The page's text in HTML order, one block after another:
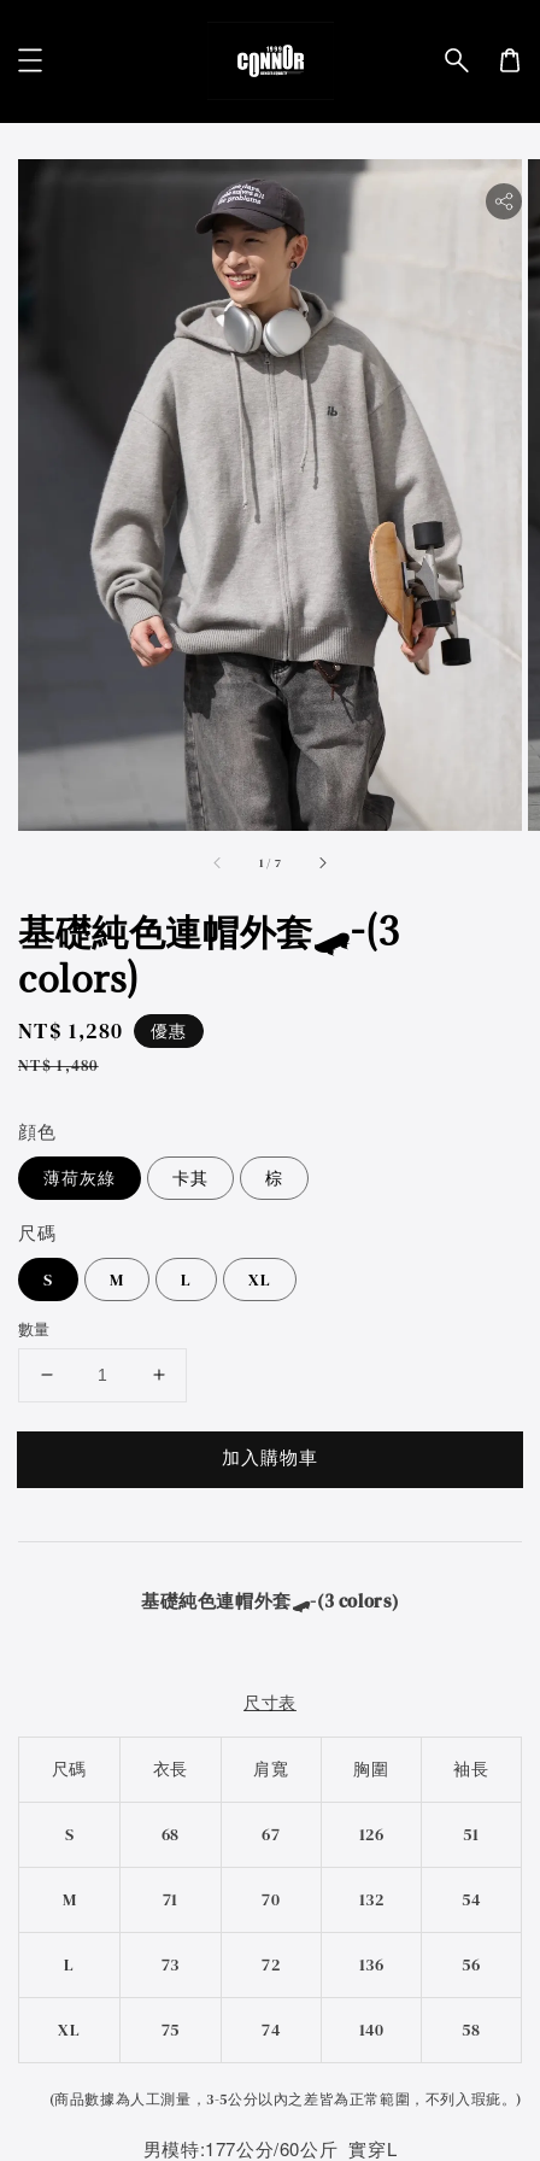
1 / accessibility.of
7
基礎純色連帽外套🛹-(3
colors)
Sale
price
NT$ 1,280
Regular
NT$ 1,480
優惠
顔色
薄荷灰綠 卡其 棕
尺碼
S M L XL
數量
加入購物車
基礎純色連帽外套🛹-(3 colors)
尺寸表
尺碼 衣長 肩寬 胸圍 袖長
S 68 67 126 51
M 71 70 132 54
L 73 72 136 56
XL 75 74 140 58
(商品數據為人工測量，3-5公分以內之差皆為正常範圍，不列入瑕疵。)
男模特:177公分/60公斤 實穿L